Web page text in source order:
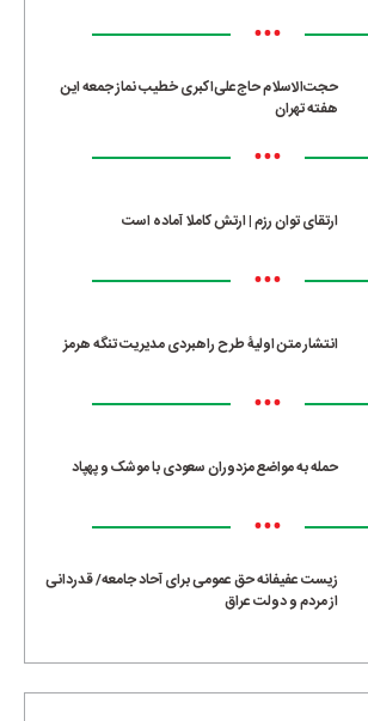
•••
حجت‌الاسلام حاج‌علی‌اکبری خطیب نماز جمعه این
هفته تهران
•••
ارتقای توان رزم | ارتش کاملا آماده است
•••
انتشار متن اولیۀ طرح راهبردی مدیریت تنگه هرمز
•••
حمله به مواضع مزدوران سعودی با موشک و پهپاد
•••
زیست عفیفانه حق عمومی برای آحاد جامعه/ قدردانی
از مردم و دولت عراق